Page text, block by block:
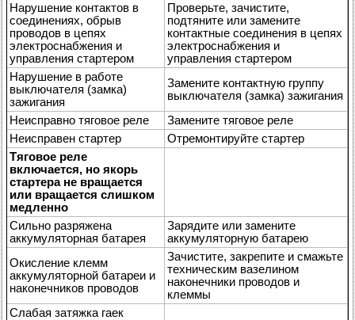
Нарушение контактов в
соединениях, обрыв
проводов в цепях
электроснабжения и
управления стартером
Проверьте, зачистите,
подтяните или замените
контактные соединения в цепях
электроснабжения и
управления стартером
Нарушение в работе
выключателя (замка)
зажигания
Замените контактную группу
выключателя (замка) зажигания
Неисправно тяговое реле
Замените тяговое реле
Неисправен стартер
Отремонтируйте стартер
Тяговое реле
включается, но якорь
стартера не вращается
или вращается слишком
медленно
Сильно разряжена
аккумуляторная батарея
Зарядите или замените
аккумуляторную батарею
Окисление клемм
аккумуляторной батареи и
наконечников проводов
Зачистите, закрепите и смажьте
техническим вазелином
наконечники проводов и
клеммы
Слабая затяжка гаек